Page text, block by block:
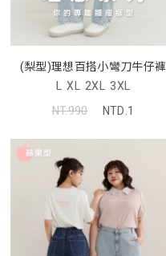
(梨型)理想百搭小彎刀牛仔褲
L XL 2XL 3XL
NT.990
NTD.1